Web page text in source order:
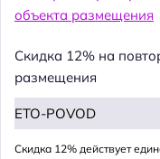
Скидка 12% на
размещения
ETO-POVOD
Cкидка 12% действует